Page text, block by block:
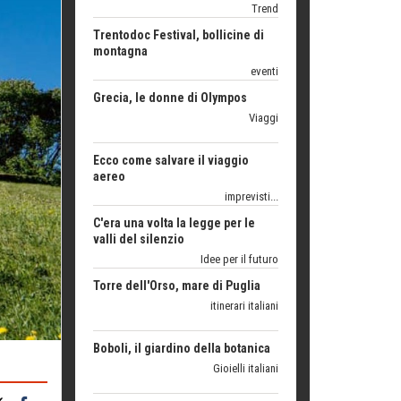
eventi
Grecia, le donne di Olympos
Ecco come salvare il viaggio
C'era una volta la legge per le
valli del silenzio
Idee per il futuro
Torre dell'Orso, mare di Puglia
Boboli, il giardino della botanica
Gioielli italiani
Menzogne di stato
Le dichiarazioni di Maurizio Federico